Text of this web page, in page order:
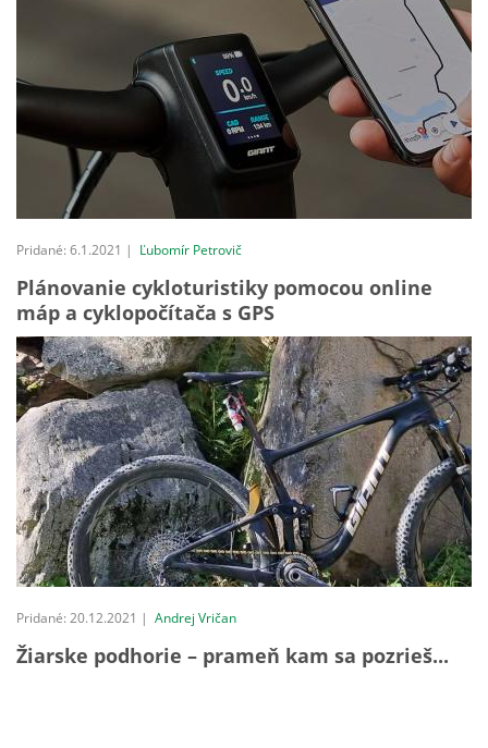
Pridané: 6.1.2021 | Ľubomír Petrovič
Plánovanie cykloturistiky pomocou online
máp a cyklopočítača s GPS
Pridané: 20.12.2021 | Andrej Vričan
Žiarske podhorie – prameň kam sa pozrieš...